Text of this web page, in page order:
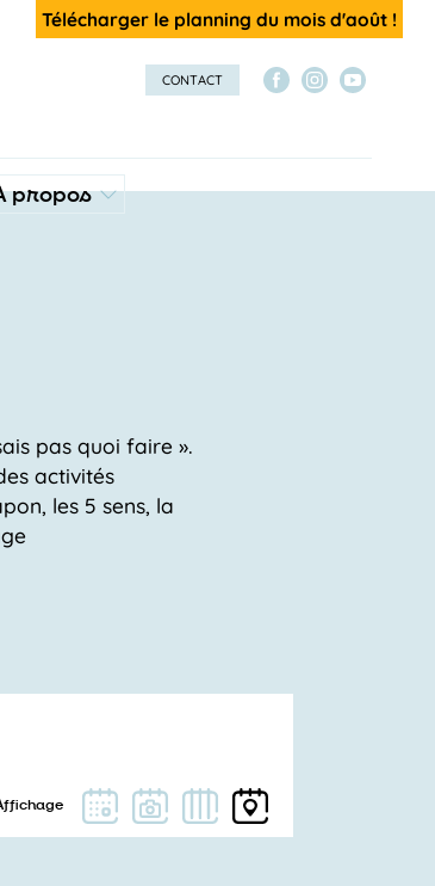
Télécharger le planning du mois d'août !
propos
CONTACT
pas quoi faire ».
activités
les 5 sens, la